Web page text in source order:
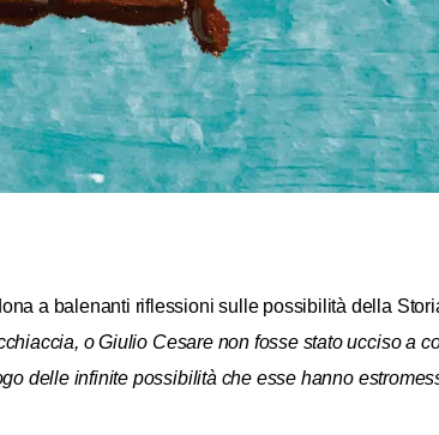
a balenanti riflessioni sulle possibilità della
o Giulio Cesare non fosse stato ucciso a
delle infinite possibilità che esse hanno